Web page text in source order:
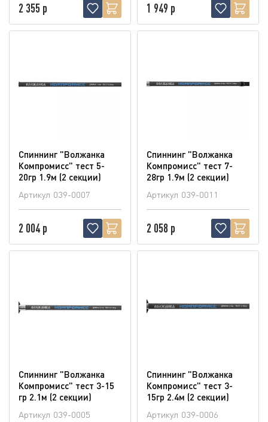
2 355 р 1 949 р
Спиннинг "Волжанка
Компромисс" тест 5-
20гр 1.9м (2 секции)
Артикул 039-0007
2 004 р
Спиннинг "Волжанка
Компромисс" тест 7-
28гр 1.9м (2 секции)
Артикул 039-0011
2 058 р
Спиннинг "Волжанка
Компромисс" тест 3-15
гр 2.1м (2 секции)
Артикул 039-0005
Спиннинг "Волжанка
Компромисс" тест 3-
15гр 2.4м (2 секции)
Артикул 039-0006